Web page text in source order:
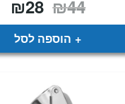
₪44 המקורי
היה:
₪28
הוספה לסל